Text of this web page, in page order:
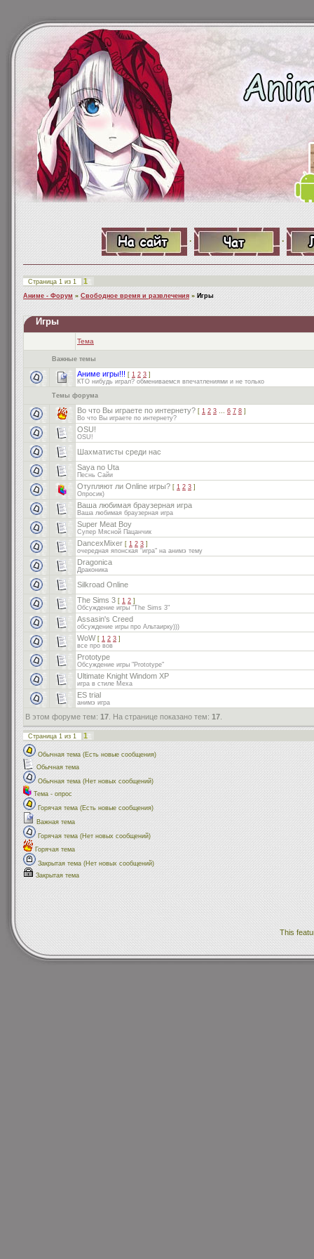
· ·
Страница 1 из 1 1
Аниме - Форум » Свободное время и развлечения » Игры
Игры
Тема
Важные темы
Аниме игры!!! [ 1 2 3 ]
КТО нибудь играл? обмениваемся впечатлениями и не только
Темы форума
Во что Вы играете по интернету? [ 1 2 3 … 6 7 8 ]
Во что Вы играете по интернету?
OSU!
OSU!
Шахматисты среди нас
Saya no Uta
Песнь Сайи
Отупляют ли Online игры? [ 1 2 3 ]
Опросик)
Ваша любимая браузерная игра
Ваша любимая браузерная игра
Super Meat Boy
Супер Мясной Пацанчик
DanceхMixer [ 1 2 3 ]
очередная японская "игра" на анимэ тему
Dragonica
Драконика
Silkroad Online
The Sims 3 [ 1 2 ]
Обсуждение игры "The Sims 3"
Assasin's Creed
обсуждение игры про Альтаирку)))
WoW [ 1 2 3 ]
все про вов
Prototype
Обсуждение игры "Prototype"
Ultimate Knight Windom XP
игра в стиле Меха
ES trial
анимэ игра
В этом форуме тем: 17 . На странице показано тем: 17
Страница 1 из 1 1
Обычная тема (Есть новые сообщения)
Обычная тема
Обычная тема (Нет новых сообщений)
Тема - опрос
Горячая тема (Есть новые сообщения)
Важная тема
Горячая тема (Нет новых сообщений)
Горячая тема
Закрытая тема (Нет новых сообщений)
Закрытая тема
This